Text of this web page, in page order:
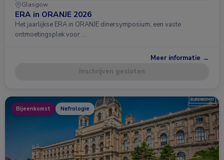
Glasgow
ERA in ORANJE 2026
Het jaarlijkse ERA in ORANJE dinersymposium; een vaste
ontmoetingsplek voor …
Meer informatie →
Inschrijven gesloten
Bijeenkomst Nefrologie